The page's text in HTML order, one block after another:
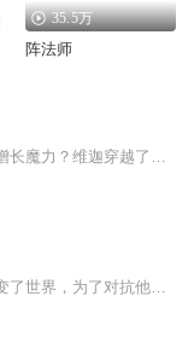
35.5万
阵法师